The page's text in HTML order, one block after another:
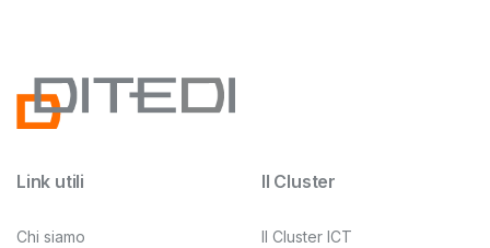
Link utili
Chi siamo
Il Cluster
Il Cluster ICT